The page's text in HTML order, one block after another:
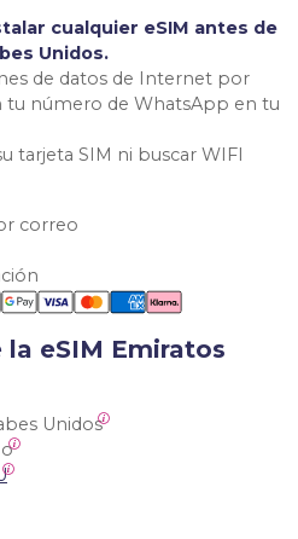
cualquier eSIM antes de
Unidos.
de datos de Internet por
tu número de WhatsApp en tu
tarjeta SIM ni buscar WIFI
correo
eSIM Emiratos
Unidos